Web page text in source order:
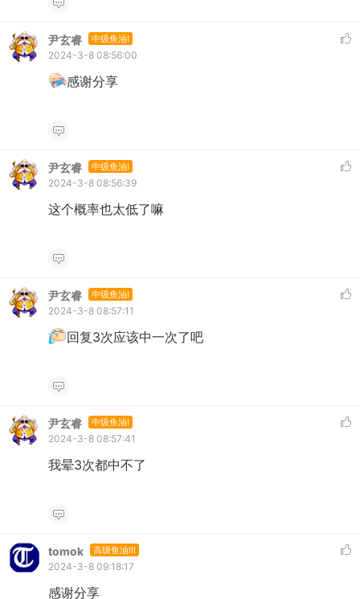
尹玄睿 中级鱼油I
2024-3-8 08:56:00
感谢分享
尹玄睿 中级鱼油I
2024-3-8 08:56:39
这个概率也太低了嘛
尹玄睿 中级鱼油I
2024-3-8 08:57:11
回复3次应该中一次了吧
尹玄睿 中级鱼油I
2024-3-8 08:57:41
我晕3次都中不了
tomok 高级鱼油III
2024-3-8 09:18:17
感谢分享